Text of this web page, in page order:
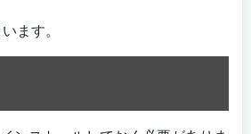
ます。